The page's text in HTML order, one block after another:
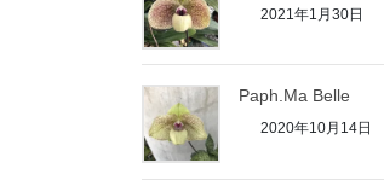
2021年1月30日
Paph.Ma Belle
2020年10月14日